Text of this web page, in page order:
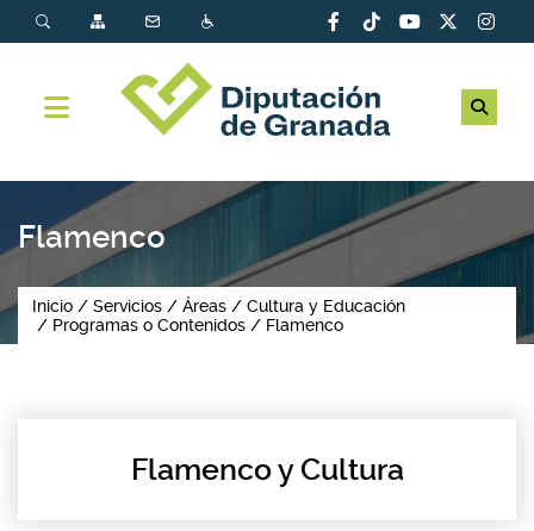
Flamenco
Inicio Servicios Áreas
Cultura y Educación
Programas o Contenidos
Flamenco
Flamenco y Cultura